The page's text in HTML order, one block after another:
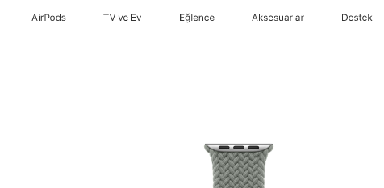
AirPods TV ve Ev Eğlence Aksesuarlar Destek